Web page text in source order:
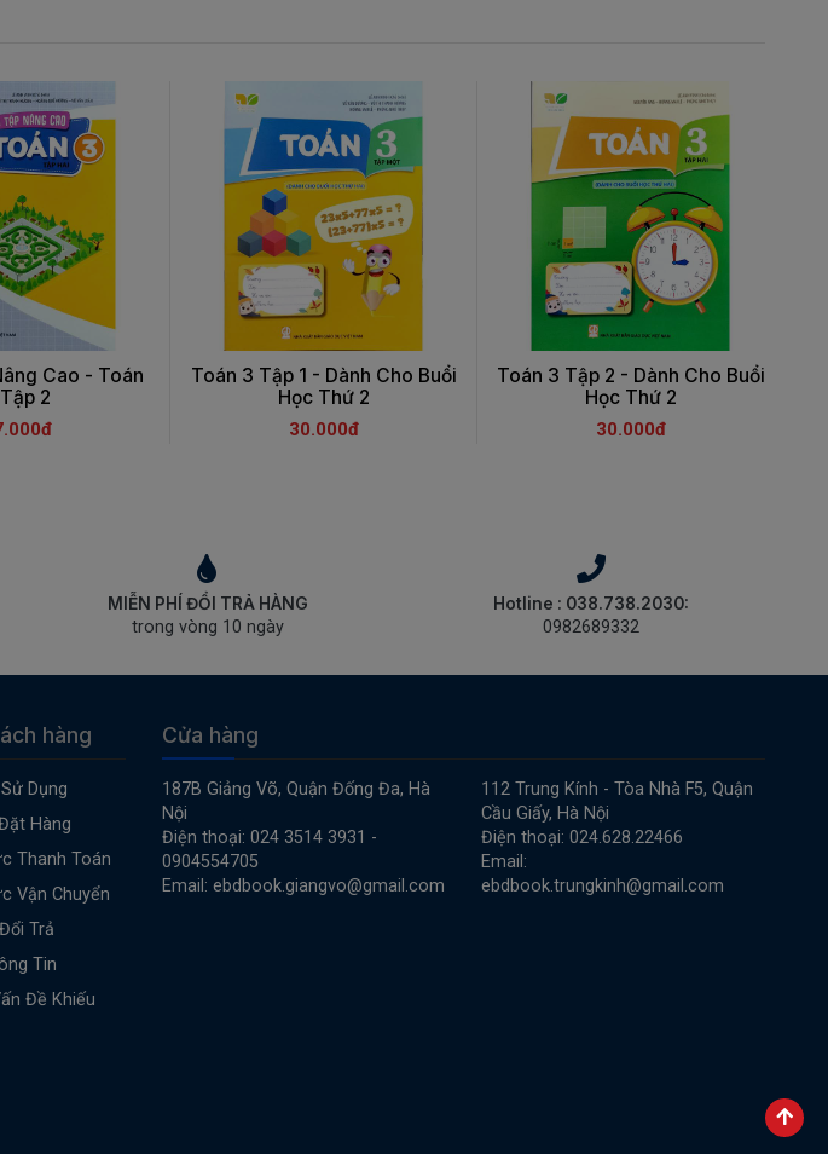
Cao - Toán
2
Toán 3 Tập 1 - Dành Cho Buổi
Học Thứ 2
30.000đ
Toán 3 Tập 2 - Dành Cho Buổi
Học Thứ 2
30.000đ
MIỄN PHÍ ĐỔI TRẢ HÀNG
trong vòng 10 ngày
Hotline : 038.738.2030:
0982689332
hàng
Dụng
Hàng
Thanh Toán
Vận Chuyển
Trả
Tin
Đề Khiếu
Cửa hàng
187B Giảng Võ, Quận Đống Đa, Hà
Nội
Điện thoại: 024 3514 3931 -
0904554705
Email: ebdbook.giangvo@gmail.com
112 Trung Kính - Tòa Nhà F5, Quận
Cầu Giấy, Hà Nội
Điện thoại: 024.628.22466
Email:
ebdbook.trungkinh@gmail.com